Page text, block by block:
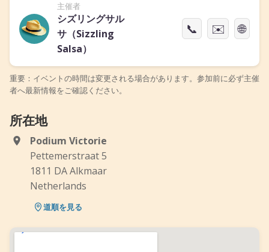
主催者
シズリングサル
サ（Sizzling
Salsa）
📞 ✉️ 🌐
重要：イベントの時間は変更される場合があります。参加前に必ず主催
者へ最新情報をご確認ください。
所在地
Podium Victorie
Pettemerstraat 5
1811 DA Alkmaar
Netherlands
道順を見る